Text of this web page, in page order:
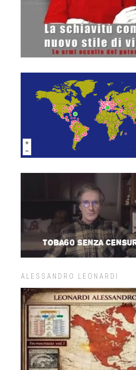
ALESSANDRO LEONARDI